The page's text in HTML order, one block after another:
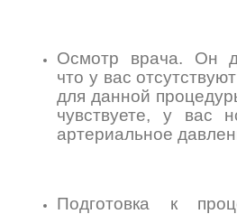
Осмотр врача. Он
что у вас
для данной
чувствуете, у вас
артериальное
Подготовка к